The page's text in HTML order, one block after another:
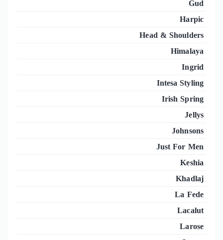
Harpic
Head & Shoulders
Himalaya
Ingrid
Intesa Styling
Irish Spring
Jellys
Johnsons
Just For Men
Keshia
Khadlaj
La Fede
Lacalut
Larose